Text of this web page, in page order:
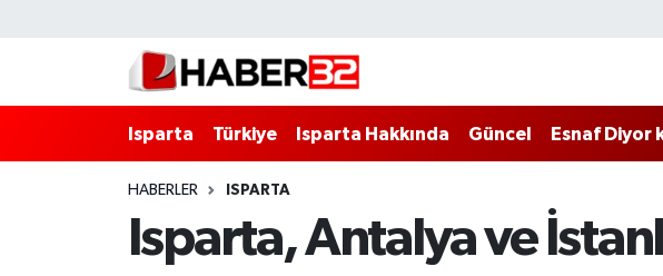
Isparta Türkiye Isparta Hakkında Güncel Esnaf Diyor
HABERLER ISPARTA
Isparta, Antalya ve
Isparta Hakkında
Esnaf Diyor ki;
Isparta Nöbetçi Eczaneler
Isparta Hava Durumu
Isparta Trafik Yoğunluk Haritası
Süper Lig Puan Durumu ve Fikstür